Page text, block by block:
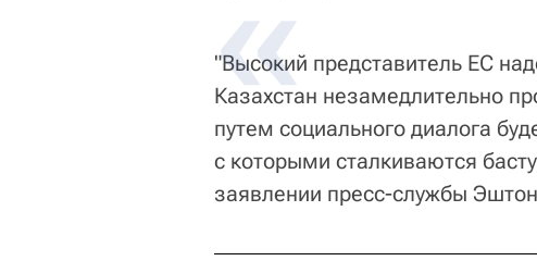
"Высокий представитель ЕС
Казахстан незамедлительно
путем социального диалога
с которыми сталкиваются
заявлении пресс-службы